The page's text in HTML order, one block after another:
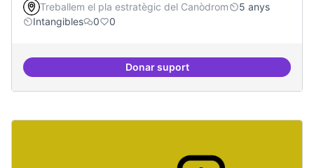
Treballem el pla estratègic del Canòdrom
5 anys
Intangibles
0 0
Donar suportAntenes Ateneu a altres punts